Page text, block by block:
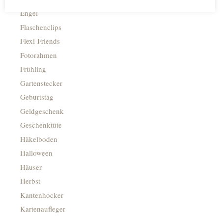
Engel
Flaschenclips
Flexi-Friends
Fotorahmen
Frühling
Gartenstecker
Geburtstag
Geldgeschenk
Geschenktüte
Häkelboden
Halloween
Häuser
Herbst
Kantenhocker
Kartenaufleger